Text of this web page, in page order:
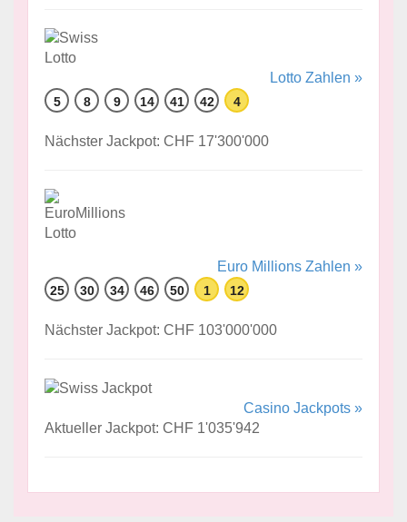
Lotto Zahlen »
5 8 9 14 41 42 4
Nächster Jackpot: CHF 17'300'000
Euro Millions Zahlen »
25 30 34 46 50 1 12
Nächster Jackpot: CHF 103'000'000
Casino Jackpots »
Aktueller Jackpot: CHF 1'035'942